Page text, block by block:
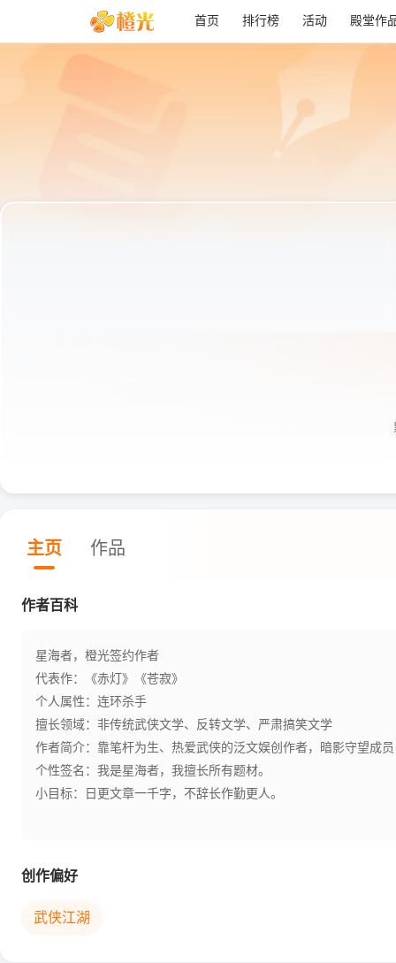
首页 排行榜 活动 殿堂作
主页 作品
作者百科
星海者，橙光签约作者
代表作：《赤灯》《苍寂》
个人属性：连环杀手
擅长领域：非传统武侠文学、反转文学、严肃搞笑文学
作者简介：靠笔杆为生、热爱武侠的泛文娱创作者，暗影守望成
个性签名：我是星海者，我擅长所有题材。
小目标：日更文章一千字，不辞长作勤更人。
创作偏好
武侠江湖